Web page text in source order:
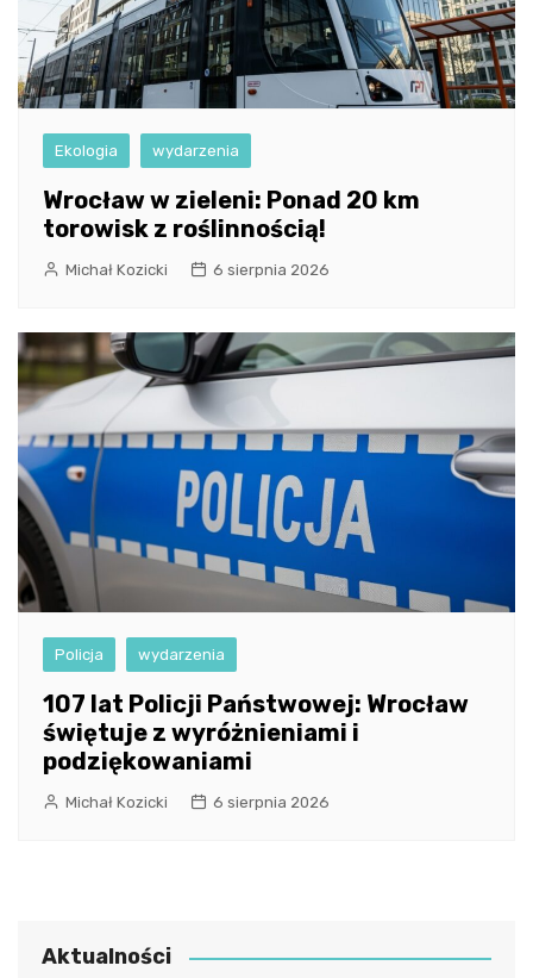
Ekologia wydarzenia
Wrocław w zieleni: Ponad 20 km
torowisk z roślinnością!
Michał Kozicki 6 sierpnia 2026
Policja wydarzenia
107 lat Policji Państwowej: Wrocław
świętuje z wyróżnieniami i
podziękowaniami
Michał Kozicki 6 sierpnia 2026
Aktualności